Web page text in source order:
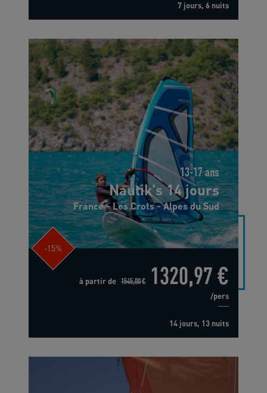
7 jours, 6 nuits
13-17 ans
Nautik's 14 jours
France - Les Crots - Alpes du Sud
-15%
à partir de 1545,00 € 1320,97 €
/pers
14 jours, 13 nuits